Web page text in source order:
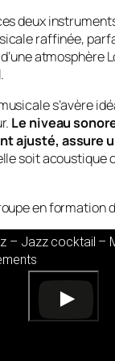
deux
raffinée,
atmosphère
s’avère
Le niveau
ajusté, assure
soit acoustique
en formation
– Jazz cocktail –